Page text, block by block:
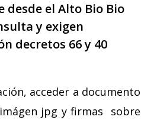
desde el Alto Bio Bio
y exigen
decretos 66 y 40
acceder a documento
jpg y firmas sobre